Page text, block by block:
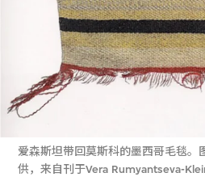
爱森斯坦带回莫斯科的墨西哥毛毯。
供，来自刊于Vera Rumyantseva-